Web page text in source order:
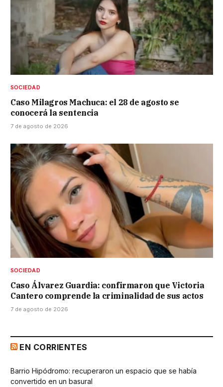
SOCIEDAD
Caso Milagros Machuca: el 28 de agosto se
conocerá la sentencia
7 de agosto de 2026
SOCIEDAD
Caso Álvarez Guardia: confirmaron que Victoria
Cantero comprende la criminalidad de sus actos
7 de agosto de 2026
EN CORRIENTES
Barrio Hipódromo: recuperaron un espacio que se había
convertido en un basural